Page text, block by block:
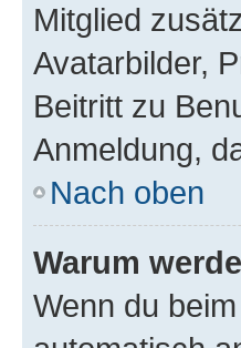
Mitglied
Avatarbilder,
Beitritt zu
Anmeldung,
Nach oben
Warum
Wenn du